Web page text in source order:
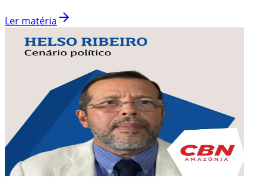
Ler matéria